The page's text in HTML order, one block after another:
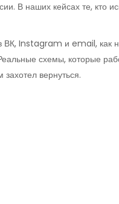
В наших кейсах те, кто
ВК, Instagram и email,
схемы, которые
вернуться.